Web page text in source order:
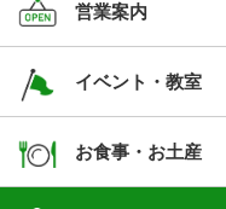
営業案内
イベント・教室
お食事・お土産